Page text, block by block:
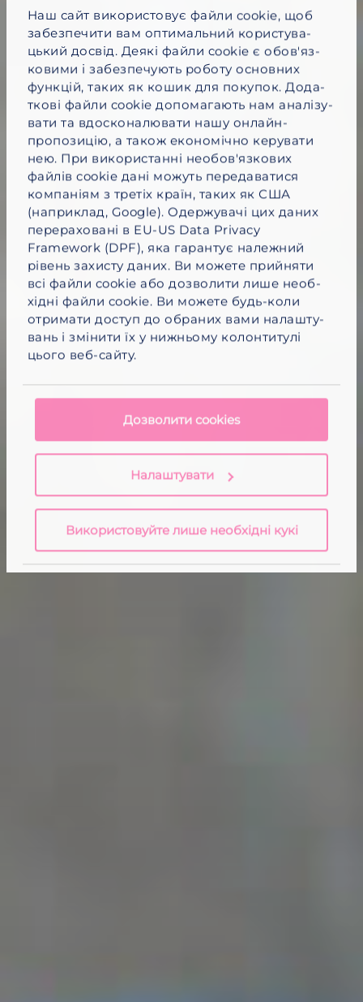
Наш сайт вико­ри­стовує файли cookie, щоб
забез­пе­чити вам опти­мальний кори­сту­ва­
цький досвід. Деякі файли cookie є обов'яз­
ко­вими і забез­пе­чують роботу основних
функцій, таких як кошик для покупок. Дода­
ткові файли cookie допо­ма­гають нам аналі­зу­
вати та вдоско­на­лю­вати нашу онлайн-​
пропозицію, а також еконо­мічно керу­вати
нею. При вико­ри­станні необо­в'яз­кових
файлів cookie дані можуть пере­да­ва­тися
компа­ніям з третіх країн, таких як США
(напри­клад, Google). Одер­жу­вачі цих даних
пере­ра­хо­вані в EU-US Data Privacy
Framework (DPF), яка гарантує нале­жний
рівень захисту даних. Ви можете прийняти
всі файли cookie абодозво­лити лише необ­
хідні файли cookie. Ви можете будь-​коли
отри­мати доступ до обраних вами нала­шту­
вань і змінити їх у нижньому колон­ти­тулі
цього веб-​сайту.
Дозволити cookies
Налаштувати
Використовуйте лише необхідні кукі